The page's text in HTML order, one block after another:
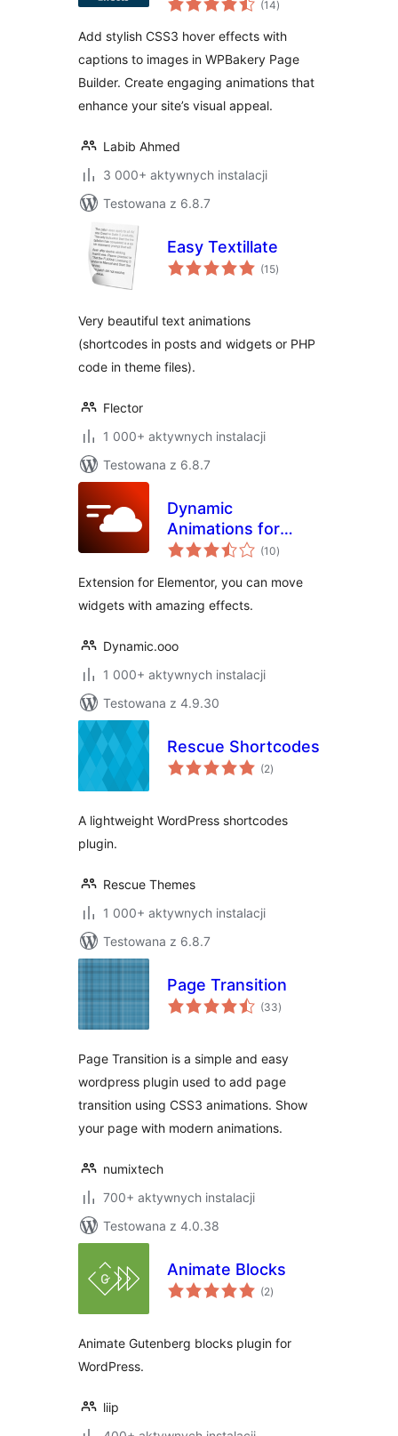
(14ocen
)
Add stylish CSS3 hover effects with
captions to images in WPBakery Page
Builder. Create engaging animations that
enhance your site’s visual appeal.
Labib Ahmed
3 000+ aktywnych instalacji
Testowana z 6.8.7
Easy Textillate
(15wszystkich
ocen
)
Very beautiful text animations
(shortcodes in posts and widgets or PHP
code in theme files).
Flector
1 000+ aktywnych instalacji
Testowana z 6.8.7
Dynamic
Animations for
Elementor
(10wszystkich
ocen
)
Extension for Elementor, you can move
widgets with amazing effects.
Dynamic.ooo
1 000+ aktywnych instalacji
Testowana z 4.9.30
Rescue Shortcodes
(2wszystkich
ocen
)
A lightweight WordPress shortcodes
plugin.
Rescue Themes
1 000+ aktywnych instalacji
Testowana z 6.8.7
Page Transition
(33wszystkich
ocen
)
Page Transition is a simple and easy
wordpress plugin used to add page
transition using CSS3 animations. Show
your page with modern animations.
numixtech
700+ aktywnych instalacji
Testowana z 4.0.38
Animate Blocks
(2wszystkich
ocen
)
Animate Gutenberg blocks plugin for
WordPress.
liip